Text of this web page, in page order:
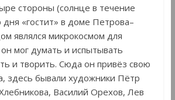
стороны (солнце в течение
дня «гостит» в доме Петрова–
являлся микрокосмом для
мог думать и испытывать
и творить. Сюда он привёз свою
здесь бывали художники Пётр
Василий Орехов, Лев